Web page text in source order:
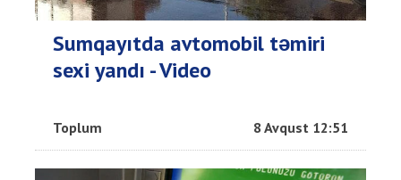
Sumqayıtda avtomobil təmiri
sexi yandı - Video
Toplum 8 Avqust 12:51